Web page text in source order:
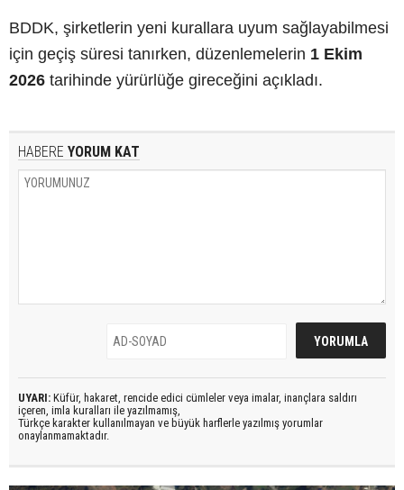
BDDK, şirketlerin yeni kurallara uyum sağlayabilmesi
için geçiş süresi tanırken, düzenlemelerin 1 Ekim
2026 tarihinde yürürlüğe gireceğini açıkladı.
HABERE YORUM KAT
UYARI: Küfür, hakaret, rencide edici cümleler veya imalar, inançlara saldırı
içeren, imla kuralları ile yazılmamış,
Türkçe karakter kullanılmayan ve büyük harflerle yazılmış yorumlar
onaylanmamaktadır.